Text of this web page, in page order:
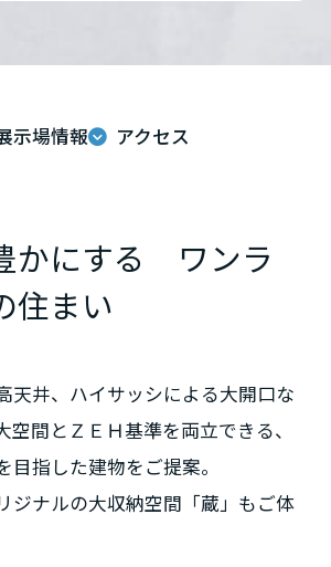
ィ示場情報 アクセス
かにする ワンラ
住まい
天井、ハイサッシによる大開口な
空間とＺＥＨ基準を両立できる、
目指した建物をご提案。
ジナルの大収納空間「蔵」もご体